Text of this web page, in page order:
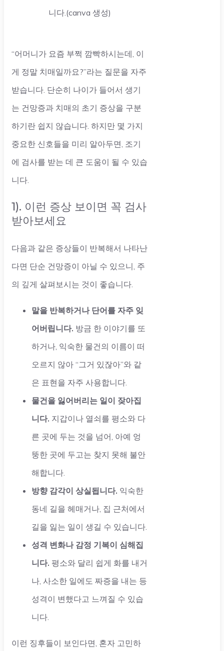
니다.(canva 생성)
“어머니가 요즘 부쩍 깜빡하시는데, 이
게 정말 치매일까요?”라는 질문을 자주
받습니다. 단순히 나이가 들어서 생기
는 건망증과 치매의 초기 증상을 구분
하기란 쉽지 않습니다. 하지만 몇 가지
중요한 신호들을 미리 알아두면, 조기
에 검사를 받는 데 큰 도움이 될 수 있습
니다.
1). 이런 증상 보이면 꼭 검사
받아보세요
다음과 같은 증상들이 반복해서 나타난
다면 단순 건망증이 아닐 수 있으니, 주
의 깊게 살펴보시는 것이 좋습니다.
말을 반복하거나 단어를 자주 잊
어버립니다. 방금 한 이야기를 또
하거나, 익숙한 물건의 이름이 떠
오르지 않아 “그거 있잖아”와 같
은 표현을 자주 사용합니다.
물건을 잃어버리는 일이 잦아집
니다. 지갑이나 열쇠를 평소와 다
른 곳에 두는 것을 넘어, 아예 엉
뚱한 곳에 두고는 찾지 못해 불안
해합니다.
방향 감각이 상실됩니다. 익숙한
동네 길을 헤매거나, 집 근처에서
길을 잃는 일이 생길 수 있습니다.
성격 변화나 감정 기복이 심해집
니다. 평소와 달리 쉽게 화를 내거
나, 사소한 일에도 짜증을 내는 등
성격이 변했다고 느껴질 수 있습
니다.
이런 징후들이 보인다면, 혼자 고민하